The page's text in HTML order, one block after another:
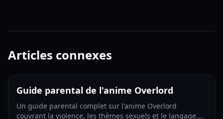
Articles connexes
Guide parental de l'anime Overlord
Un guide parental complet sur l'anime Overlord
couvrant la violence, les thèmes sexuels et le langage.